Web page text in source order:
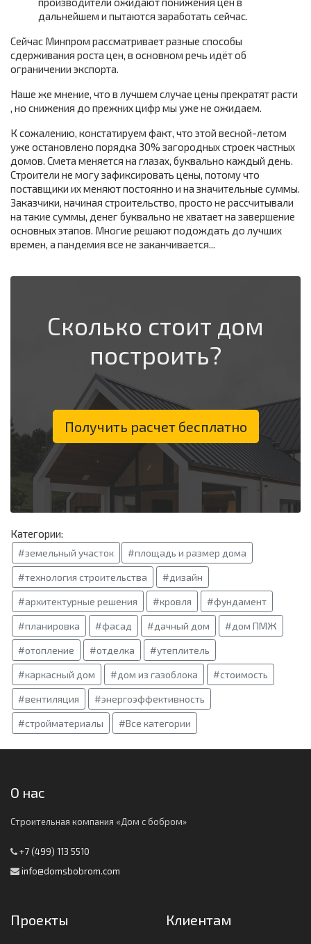
дальнейшем и пытаются заработать сейчас.
Сейчас Минпром рассматривает разные способы
сдерживания роста цен, в основном речь идёт об
ограничении экспорта.
Наше же мнение, что в лучшем случае цены прекратят расти
, но снижения до прежних цифр мы уже не ожидаем.
К сожалению, констатируем факт, что этой весной-летом
уже остановлено порядка 30% загородных строек частных
домов. Смета меняется на глазах, буквально каждый день.
Строители не могу зафиксировать цены, потому что
поставщики их меняют постоянно и на значительные суммы.
Заказчики, начиная строительство, просто не рассчитывали
на такие суммы, денег буквально не хватает на завершение
основных этапов. Многие решают подождать до лучших
времен, а пандемия все не заканчивается...
Сколько стоит дом
построить?
Получить расчет бесплатно
Категории:
#земельный участок #площадь и размер дома
#технология строительства #дизайн
#архитектурные решения #кровля #фундамент
#планировка #фасад #дачный дом #дом ПМЖ
#отопление #отделка #утеплитель
#каркасный дом #дом из газоблока #стоимость
#вентиляция #энергоэффективность
#стройматериалы #Все категории
О нас
Строительная компания «Дом с бобром»
+7 (499) 113 5510
info@domsbobrom.com
Проекты Клиентам